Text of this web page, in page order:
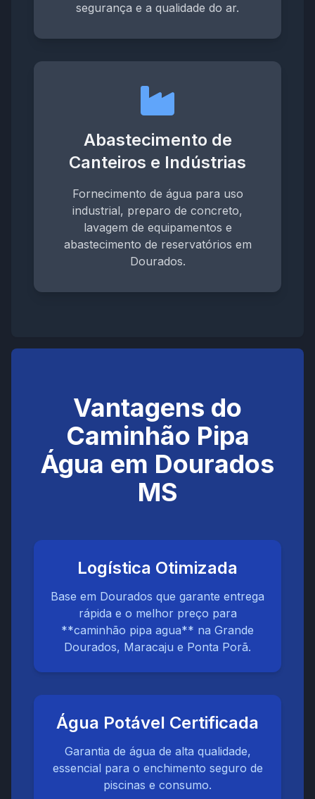
segurança e a qualidade do ar.
Abastecimento de
Canteiros e Indústrias
Fornecimento de água para uso
industrial, preparo de concreto,
lavagem de equipamentos e
abastecimento de reservatórios em
Dourados.
Vantagens do
Caminhão Pipa
Água em Dourados
MS
Logística Otimizada
Base em Dourados que garante entrega
rápida e o melhor preço para
**caminhão pipa agua** na Grande
Dourados, Maracaju e Ponta Porã.
Água Potável Certificada
Garantia de água de alta qualidade,
essencial para o enchimento seguro de
piscinas e consumo.